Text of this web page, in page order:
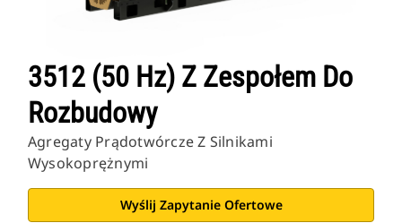
3512 (50 Hz) Z Zespołem Do
Rozbudowy
Agregaty Prądotwórcze Z Silnikami
Wysokoprężnymi
Wyślij Zapytanie Ofertowe